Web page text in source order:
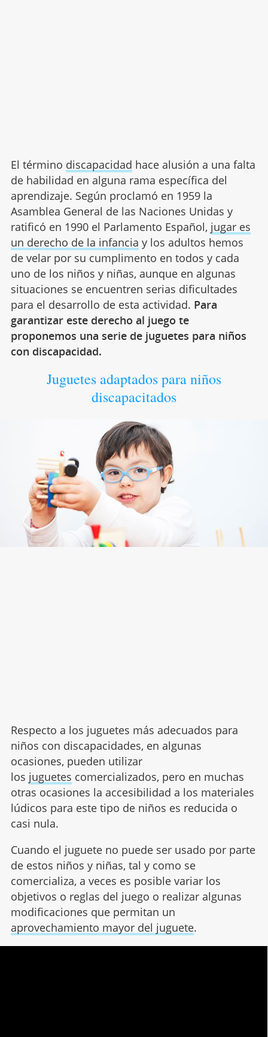
El término discapacidad hace alusión a una falta
de habilidad en alguna rama específica del
aprendizaje. Según proclamó en 1959 la
Asamblea General de las Naciones Unidas y
ratificó en 1990 el Parlamento Español, jugar es
un derecho de la infancia y los adultos hemos
de velar por su cumplimento en todos y cada
uno de los niños y niñas, aunque en algunas
situaciones se encuentren serias dificultades
para el desarrollo de esta actividad. Para
garantizar este derecho al juego te
proponemos una serie de juguetes para niños
con discapacidad.
Juguetes adaptados para niños
discapacitados
Respecto a los juguetes más adecuados para
niños con discapacidades, en algunas
ocasiones, pueden utilizar
los juguetes comercializados, pero en muchas
otras ocasiones la accesibilidad a los materiales
lúdicos para este tipo de niños es reducida o
casi nula.
Cuando el juguete no puede ser usado por parte
de estos niños y niñas, tal y como se
comercializa, a veces es posible variar los
objetivos o reglas del juego o realizar algunas
modificaciones que permitan un
aprovechamiento mayor del juguete.